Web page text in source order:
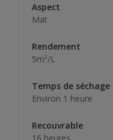
Aspect
Mat
Rendement
5m²/L
Temps de séchage
Environ 1 heure
Recouvrable